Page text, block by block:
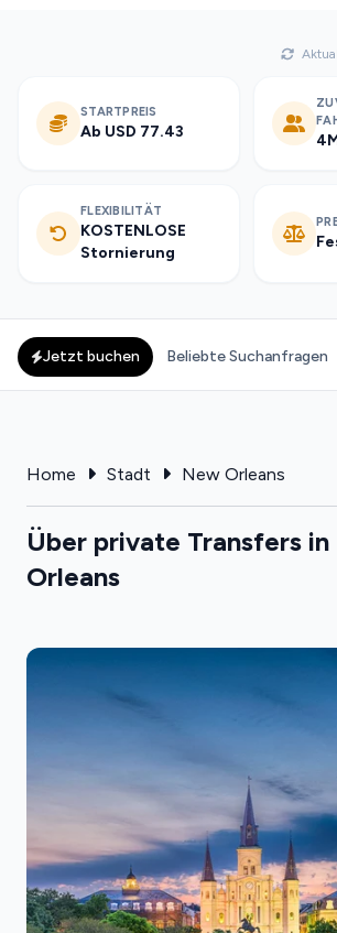
STARTPREIS
Ab USD 77.43
FLEXIBILITÄT
KOSTENLOSE
Stornierung
Jetzt buchen Beliebte Suchanfragen
Home Stadt New Orleans
Über private Transfers
Orleans